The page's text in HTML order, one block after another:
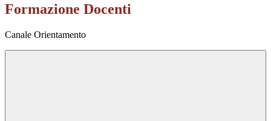
Formazione Docenti
Canale Orientamento